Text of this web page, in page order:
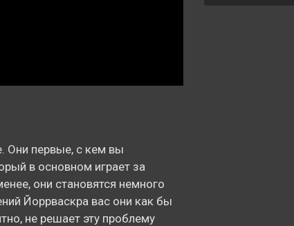
Они первые, с кем вы
в основном играет за
они становятся немного
Йоррваскра вас они как бы
не решает эту проблему